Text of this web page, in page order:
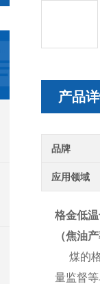
产品
品牌
应用领域
格金低
（焦油
煤的格
量监督